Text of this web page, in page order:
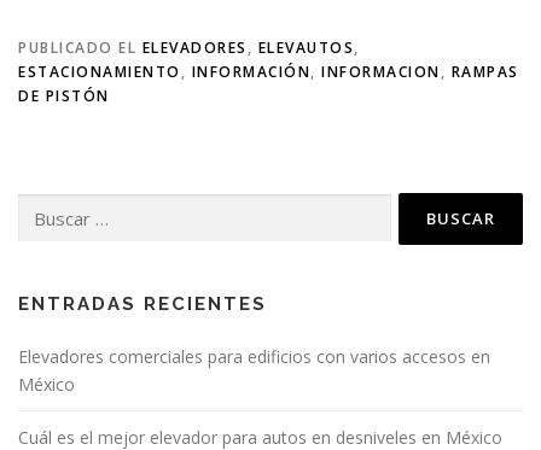
PUBLICADO EL ELEVADORES , ELEVAUTOS,
ESTACIONAMIENTO , INFORMACIÓN, INFORMACION, RAMPAS
DE PISTÓN
ENTRADAS RECIENTES
Elevadores comerciales para edificios con varios accesos en
México
Cuál es el mejor elevador para autos en desniveles en México